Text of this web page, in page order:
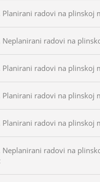
radovi na plinskoj
radovi na
radovi na plinskoj
radovi na plinskoj
radovi na plinskoj
Neplanirani radovi na